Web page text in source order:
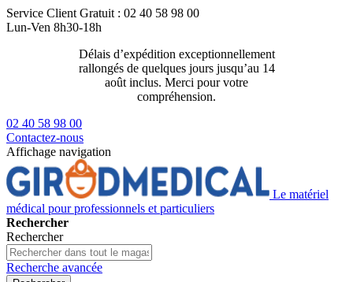
Service Client Gratuit : 02 40 58 98 00
Lun-Ven 8h30-18h
Délais d’expédition exceptionnellement
rallongés de quelques jours jusqu’au 14
août inclus. Merci pour votre
compréhension.
02 40 58 98 00
Contactez-nous
Affichage navigation
Le matériel
médical pour professionnels et particuliers
Rechercher
Rechercher
Recherche avancée